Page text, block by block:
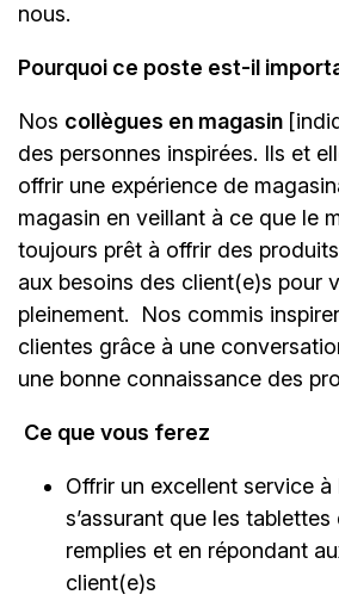
nous.
Pourquoi ce poste est-il
Nos collègues en magasin
des personnes inspirées. Ils et
offrir une expérience de
magasin en veillant à ce que le
toujours prêt à offrir des
aux besoins des client(e)s pour
pleinement. Nos commis
clientes grâce à une
une bonne connaissance des
Ce que vous ferez
Offrir un excellent service à
s’assurant que les
remplies et en répondant
client(e)s